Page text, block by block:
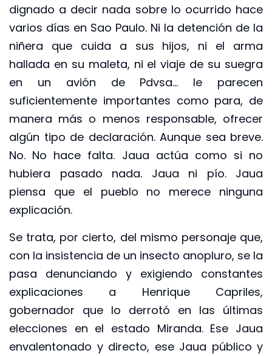
dignado a decir nada sobre lo ocurrido hace
varios días en Sao Paulo. Ni la detención de la
niñera que cuida a sus hijos, ni el arma
hallada en su maleta, ni el viaje de su suegra
en un avión de Pdvsa… le parecen
suficientemente importantes como para, de
manera más o menos responsable, ofrecer
algún tipo de declaración. Aunque sea breve.
No. No hace falta. Jaua actúa como si no
hubiera pasado nada. Jaua ni pío. Jaua
piensa que el pueblo no merece ninguna
explicación.
Se trata, por cierto, del mismo personaje que,
con la insistencia de un insecto anopluro, se la
pasa denunciando y exigiendo constantes
explicaciones a Henrique Capriles,
gobernador que lo derrotó en las últimas
elecciones en el estado Miranda. Ese Jaua
envalentonado y directo, ese Jaua público y